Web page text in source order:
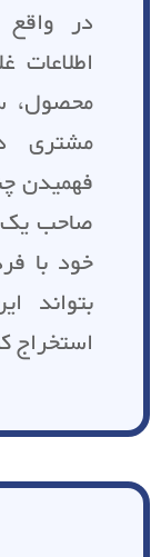
در واقع
اطلاعات
محصول،
مشتری
فهمیدن
صاحب یک
خود با
بتواند
استخراج